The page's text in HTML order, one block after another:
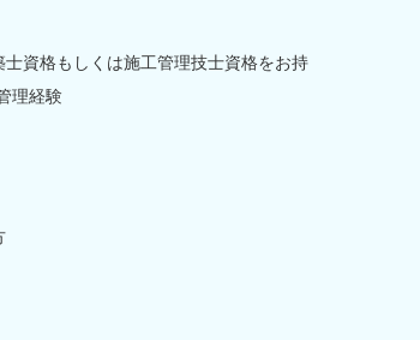
資格もしくは施工管理技士資格をお持
理経験